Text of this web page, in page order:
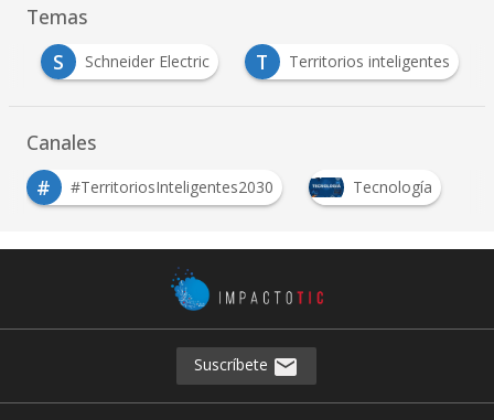
Temas
S Schneider Electric T Territorios inteligentes
Canales
#
#TerritoriosInteligentes2030 Tecnología
Suscríbete